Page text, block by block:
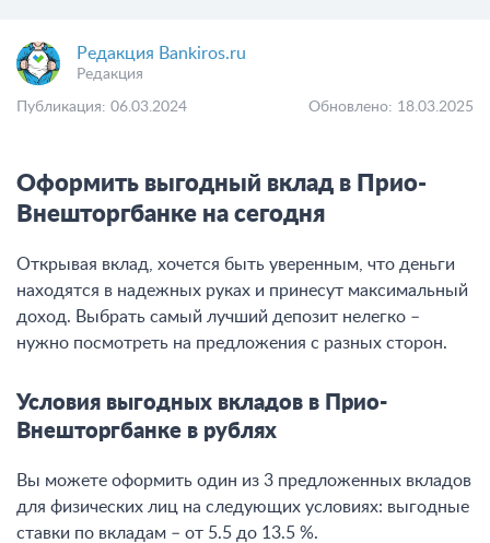
Редакция Bankiros.ru
Редакция
Публикация: 06.03.2024 Обновлено: 18.03.2025
Оформить выгодный вклад в Прио-
Внешторгбанке на сегодня
Открывая вклад, хочется быть уверенным, что деньги
находятся в надежных руках и принесут максимальный
доход. Выбрать самый лучший депозит нелегко –
нужно посмотреть на предложения с разных сторон.
Условия выгодных вкладов в Прио-
Внешторгбанке в рублях
Вы можете оформить один из 3 предложенных вкладов
для физических лиц на следующих условиях: выгодные
ставки по вкладам – от 5.5 до 13.5 %.